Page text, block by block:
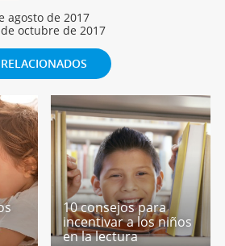
agosto de 2017
octubre de 2017
RELACIONADOS
10 consejos para
incentivar a los niños
en la lectura